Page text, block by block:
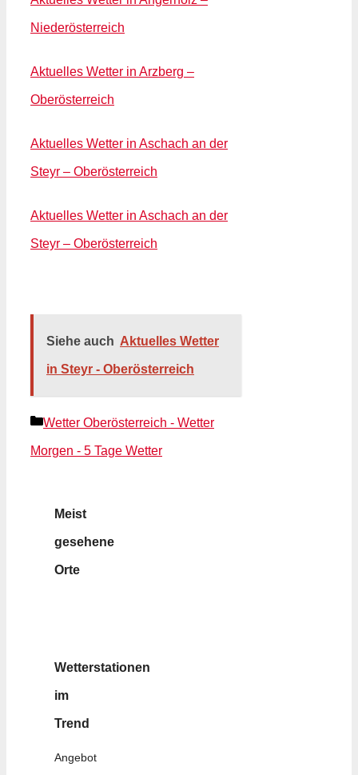
Niederösterreich
Aktuelles Wetter in Arzberg –
Oberösterreich
Aktuelles Wetter in Aschach an der
Steyr – Oberösterreich
Aktuelles Wetter in Aschach an der
Steyr – Oberösterreich
Siehe auch Aktuelles Wetter
in Steyr - Oberösterreich
Kategorien
Wetter Oberösterreich - Wetter
Morgen - 5 Tage Wetter
Meist
gesehene
Orte
Wetterstationen
im
Trend
Angebot